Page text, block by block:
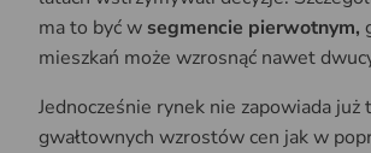
ma to być w segmencie pierwotnym,
mieszkań może wzrosnąć nawet
Jednocześnie rynek nie zapowiada już
gwałtownych wzrostów cen jak w